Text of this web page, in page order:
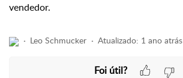
vendedor.
Leo Schmucker Atualizado: 1 ano atrás
Foi útil?